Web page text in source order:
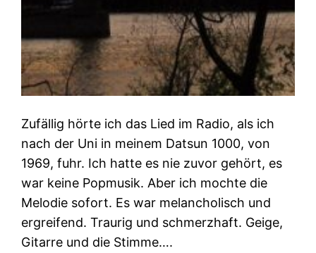
Zufällig hörte ich das Lied im Radio, als ich
nach der Uni in meinem Datsun 1000, von
1969, fuhr. Ich hatte es nie zuvor gehört, es
war keine Popmusik. Aber ich mochte die
Melodie sofort. Es war melancholisch und
ergreifend. Traurig und schmerzhaft. Geige,
Gitarre und die Stimme….